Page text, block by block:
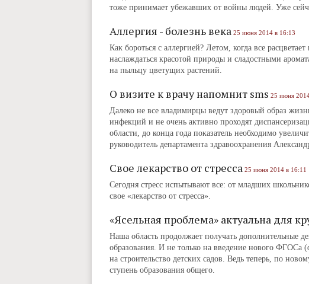
тоже принимает убежавших от войны людей. Уже
Аллергия - болезнь века 25 июня 2014 в 16:13
Как бороться с аллергией? Летом, когда все
наслаждаться красотой природы и сладостными
на пыльцу цветущих растений.
О визите к врачу напомнит sms 25 июня
Далеко не все владимирцы ведут здоровый образ
инфекций и не очень активно проходят
области, до конца года показатель необходимо
руководитель департамента здравоохранения
Свое лекарство от стресса 25 июня 2014 в 16:11
Сегодня стресс испытывают все: от младших
свое «лекарство от стресса».
«Ясельная проблема» актуальна для
Наша область продолжает получать дополнительные
образования. И не только на введение нового ФГОСа
на строительство детских садов. Ведь теперь, по
ступень образования общего.